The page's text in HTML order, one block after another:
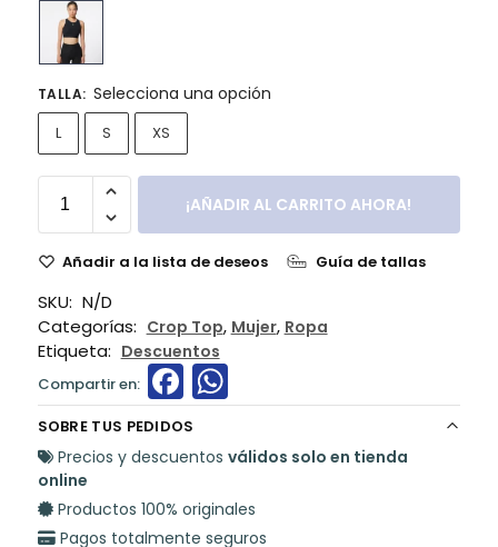
TALLA: Selecciona una opción
L S XS
¡AÑADIR AL CARRITO AHORA!
Añadir a la lista de deseos Guía de tallas
SKU: N/D
Categorías: Crop Top, Mujer, Ropa
Etiqueta: Descuentos
F
a
c
b
W
h
a
A
SOBRE TUS PEDIDOS
Precios y descuentos válidos solo en tienda
online
Productos 100% originales
Pagos totalmente seguros